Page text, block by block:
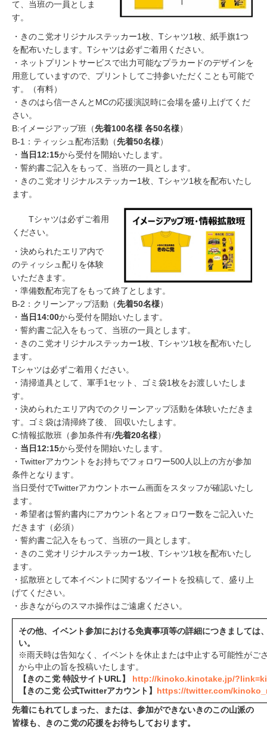
て、当班の一員としま
す。
・きのこ党オリジナルステッカー1枚、Tシャツ1枚、紙手旗1つ
を配布いたします。Tシャツは必ずご着用ください。
・ネットプリントサービスで出力可能なプラカードのデザインを
用意していますので、プリントしてご持参いただくことも可能で
す。（有料）
・きのはら信一さんとMCの応援演説時に会場を盛り上げてくだ
さい。
B:イメージアップ班（先着100名様 各50名様）
B-1：ティッシュ配布活動（先着50名様）
・ 当日12:15から受付を開始いたします。
・誓約書ご記入をもって、当班の一員とします。
・きのこ党オリジナルステッカー1枚、Tシャツ1枚を配布いたし
ます。
Tシャツは必ずご着用
ください。
・決められたエリア内で
のティッシュ配りを体験
いただきます。
・準備数配布完了をもって終了とします。
B-2：クリーンアップ活動（先着50名様）
・ 当日14:00から受付を開始いたします。
・誓約書ご記入をもって、当班の一員とします。
・きのこ党オリジナルステッカー1枚、Tシャツ1枚を配布いたし
ます。
Tシャツは必ずご着用ください。
・清掃道具として、軍手1セット、ゴミ袋1枚をお渡しいたしま
す。
・決められたエリア内でのクリーンアップ活動を体験いただきま
す。ゴミ袋は清掃終了後、 回収いたします。
C:情報拡散班（参加条件有/先着20名様）
・ 当日12:15から受付を開始いたします。
・Twitterアカウントをお持ちでフォロワー500人以上の方が参加
条件となります。
当日受付でTwitterアカウントホーム画面をスタッフが確認いたし
ます。
・希望者は誓約書内にアカウント名とフォロワー数をご記入いた
だきます（必須）
・誓約書ご記入をもって、当班の一員とします。
・きのこ党オリジナルステッカー1枚、Tシャツ1枚を配布いたし
ます。
・拡散班として本イベントに関するツイートを投稿して、盛り上
げてください。
・歩きながらのスマホ操作はご遠慮ください。
その他、イベント参加における免責事項等の詳細につきましては
い。
※雨天時は告知なく、イベントを休止または中止する可能性がご
から中止の旨を投稿いたします。
【きのこ党 特設サイトURL】 http://kinoko.kinotake.jp/
【きのこ党 公式Twitterアカウント】 https://twitter.com/
先着にもれてしまった、または、参加ができないきのこの山派の
皆様も、きのこ党の応援をお待ちしております。